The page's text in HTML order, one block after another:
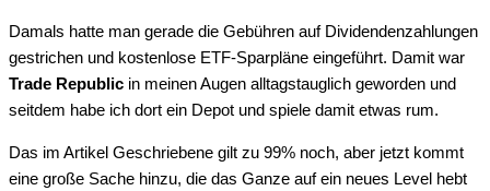
Damals hatte man gerade die Gebühren auf Dividendenzahlungen
gestrichen und kostenlose ETF-Sparpläne eingeführt. Damit war
Trade Republic in meinen Augen alltagstauglich geworden und
seitdem habe ich dort ein Depot und spiele damit etwas rum.
Das im Artikel Geschriebene gilt zu 99% noch, aber jetzt kommt
eine große Sache hinzu, die das Ganze auf ein neues Level hebt